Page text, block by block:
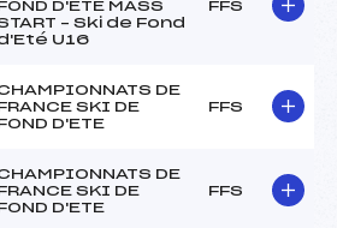
D'ETE MASS
– Ski de Fond
U16
FFS
DE
SKI DE
D'ETE
FFS
DE
SKI DE
D'ETE
FFS